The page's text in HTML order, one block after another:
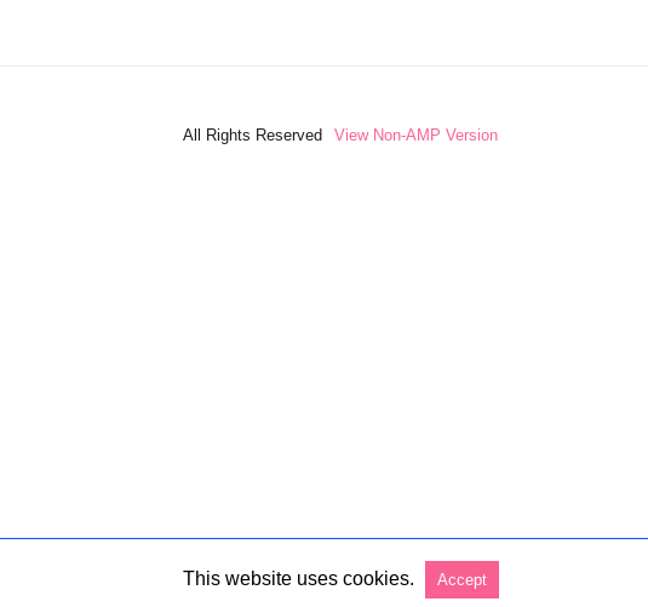
All Rights Reserved View Non-AMP Version
This website uses cookies. Accept